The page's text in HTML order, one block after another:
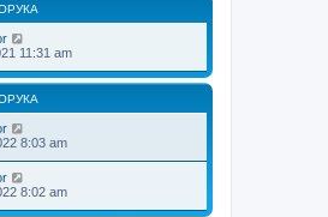
11:31 am
8:03 am
8:02 am